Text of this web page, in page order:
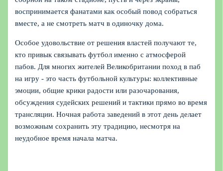
воспринимается фанатами как особый повод собраться
вместе, а не смотреть матч в одиночку дома.
Особое удовольствие от решения властей получают те,
кто привык связывать футбол именно с атмосферой
пабов. Для многих жителей Великобритании поход в паб
на игру - это часть футбольной культуры: коллективные
эмоции, общие крики радости или разочарования,
обсуждения судейских решений и тактики прямо во время
трансляции. Ночная работа заведений в этот день делает
возможным сохранить эту традицию, несмотря на
неудобное время начала матча.